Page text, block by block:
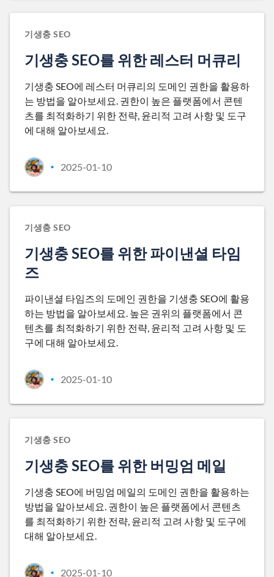
기생충 SEO
기생충 SEO를 위한 레스터 머큐리
기생충 SEO에 레스터 머큐리의 도메인 권한을 활용하
는 방법을 알아보세요. 권한이 높은 플랫폼에서 콘텐
츠를 최적화하기 위한 전략, 윤리적 고려 사항 및 도구
에 대해 알아보세요.
• 2025-01-10
기생충 SEO
기생충 SEO를 위한 파이낸셜 타임
즈
파이낸셜 타임즈의 도메인 권한을 기생충 SEO에 활용
하는 방법을 알아보세요. 높은 권위의 플랫폼에서 콘
텐츠를 최적화하기 위한 전략, 윤리적 고려 사항 및 도
구에 대해 알아보세요.
• 2025-01-10
기생충 SEO
기생충 SEO를 위한 버밍엄 메일
기생충 SEO에 버밍엄 메일의 도메인 권한을 활용하는
방법을 알아보세요. 권한이 높은 플랫폼에서 콘텐츠
를 최적화하기 위한 전략, 윤리적 고려 사항 및 도구에
대해 알아보세요.
• 2025-01-10